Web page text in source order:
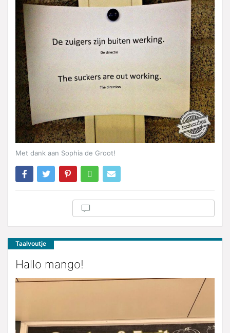
Met dank aan Sophia de Groot!
Taalvoutje
Hallo mango!